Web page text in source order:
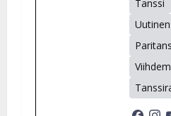
Tanssi
Uutinen